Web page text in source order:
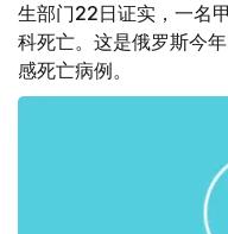
生部门22日证实，一名
科死亡。这是俄罗斯今
感死亡病例。